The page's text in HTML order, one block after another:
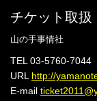
チケット取扱
山の手事情社
TEL 03-5760-7044
URL http://
E-mail